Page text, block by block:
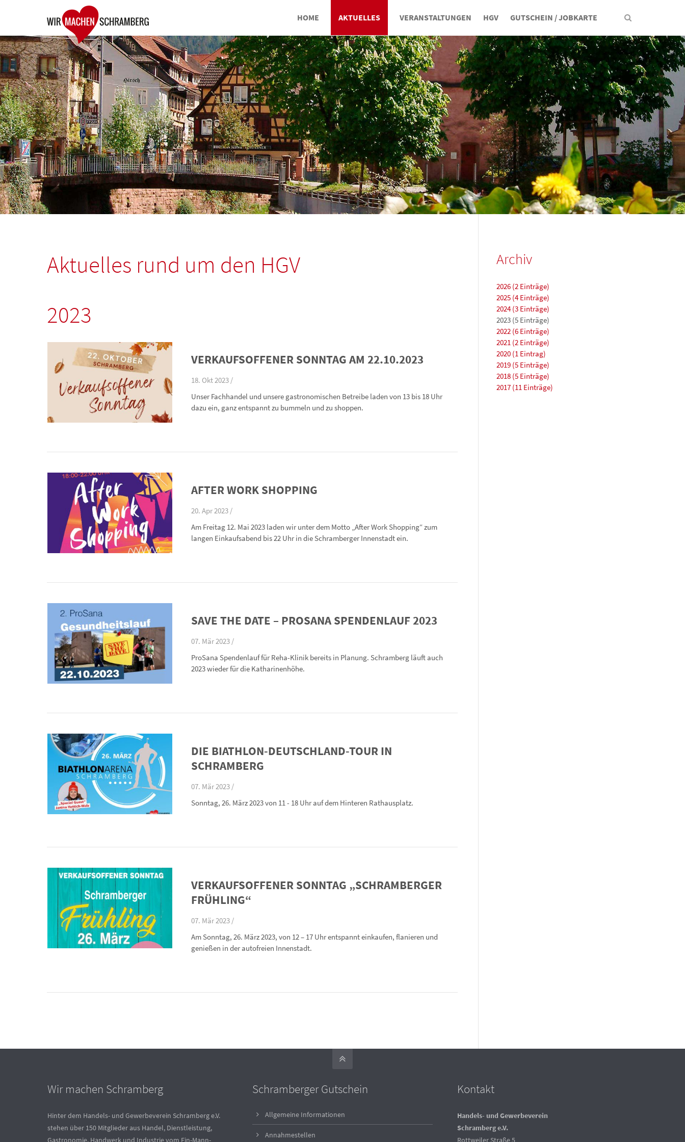
HOME AKTUELLES VERANSTALTUNGEN HGV GUTSCHEIN / JOBKARTE
Aktuelles rund um den HGV
2023
VERKAUFSOFFENER SONNTAG AM 22.10.2023
18. Okt 2023 /
Unser Fachhandel und unsere gastronomischen Betreibe laden von 13 bis 18 Uhr
dazu ein, ganz entspannt zu bummeln und zu shoppen.
AFTER WORK SHOPPING
20. Apr 2023 /
Am Freitag 12. Mai 2023 laden wir unter dem Motto „After Work Shopping“ zum
langen Einkaufsabend bis 22 Uhr in die Schramberger Innenstadt ein.
SAVE THE DATE – PROSANA SPENDENLAUF 2023
07. Mär 2023 /
ProSana Spendenlauf für Reha-Klinik bereits in Planung. Schramberg läuft auch
2023 wieder für die Katharinenhöhe.
DIE BIATHLON-DEUTSCHLAND-TOUR IN
SCHRAMBERG
07. Mär 2023 /
Sonntag, 26. März 2023 von 11 - 18 Uhr auf dem Hinteren Rathausplatz.
VERKAUFSOFFENER SONNTAG „SCHRAMBERGER
FRÜHLING“
07. Mär 2023 /
Am Sonntag, 26. März 2023, von 12 – 17 Uhr entspannt einkaufen, flanieren und
genießen in der autofreien Innenstadt.
Archiv
2026 (2 Einträge)
2025 (4 Einträge)
2024 (3 Einträge)
2023 (5 Einträge)
2022 (6 Einträge)
2021 (2 Einträge)
2020 (1 Eintrag)
2019 (5 Einträge)
2018 (5 Einträge)
2017 (11 Einträge)
Wir machen Schramberg
Hinter dem Handels- und Gewerbeverein Schramberg e.V.
stehen über 150 Mitglieder aus Handel, Dienstleistung,
Gastronomie, Handwerk und Industrie vom Ein-Mann-
Schramberger Gutschein
Allgemeine Informationen
Annahmestellen
Kontakt
Handels- und Gewerbeverein
Schramberg e.V.
Rottweiler Straße 5